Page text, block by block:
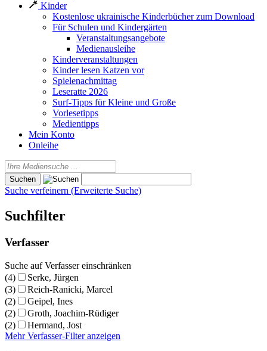
Kinder
Kostenlose ukrainische Kinderbücher zum Download
Für Schulen und Kindergärten
Veranstaltungsangebote
Medienausleihe
Kinderveranstaltungen
Kinder lesen Katzen vor
Spielenachmittag
Leseratte 2026
Surf-Tipps für Kleine und Große
Vorlesetipps
Medientipps
Mein Konto
Onleihe
Suche verfeinern (Erweiterte Suche)
Suchfilter
Verfasser
Suche auf Verfasser einschränken
(4)
Serke, Jürgen
(3)
Reich-Ranicki, Marcel
(2)
Geipel, Ines
(2)
Groth, Joachim-Rüdiger
(2)
Hermand, Jost
Mehr Verfasser-Filter anzeigen